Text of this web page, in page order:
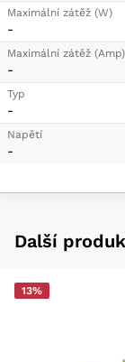
Maximální zátěž (W)
-
Maximální zátěž (Amp)
-
Typ
-
Napětí
-
Další
13%